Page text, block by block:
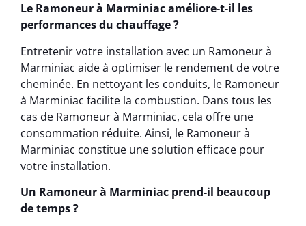
Le Ramoneur à Marminiac améliore-t-il les
performances du chauffage ?
Entretenir votre installation avec un Ramoneur à
Marminiac aide à optimiser le rendement de votre
cheminée. En nettoyant les conduits, le Ramoneur
à Marminiac facilite la combustion. Dans tous les
cas de Ramoneur à Marminiac, cela offre une
consommation réduite. Ainsi, le Ramoneur à
Marminiac constitue une solution efficace pour
votre installation.
Un Ramoneur à Marminiac prend-il beaucoup
de temps ?